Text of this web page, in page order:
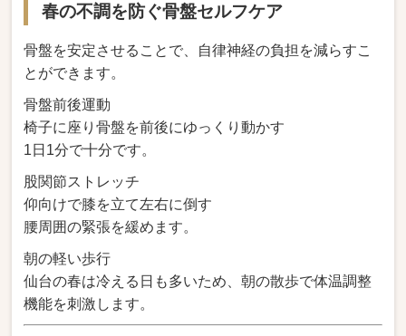
春の不調を防ぐ骨盤セルフケア
骨盤を安定させることで、自律神経の負担を減らすこ
とができます。
骨盤前後運動
椅子に座り骨盤を前後にゆっくり動かす
1日1分で十分です。
股関節ストレッチ
仰向けで膝を立て左右に倒す
腰周囲の緊張を緩めます。
朝の軽い歩行
仙台の春は冷える日も多いため、朝の散歩で体温調整
機能を刺激します。